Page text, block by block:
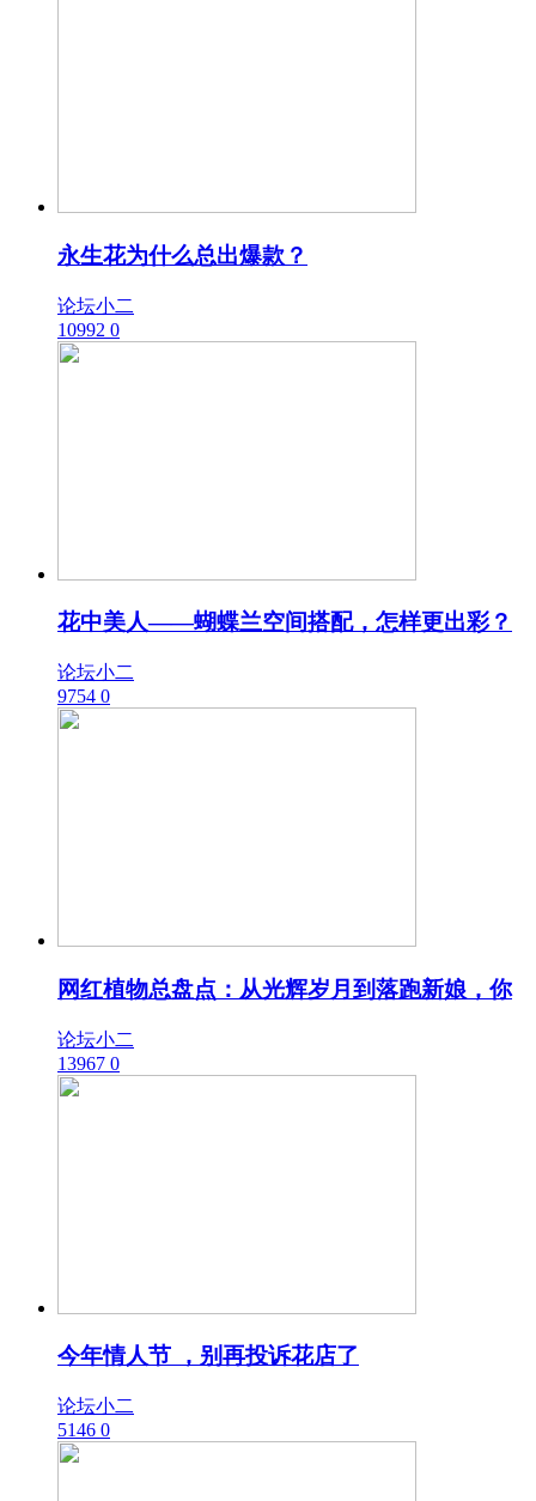
永生花为什么总出爆款？
论坛小二
10992 0
花中美人——蝴蝶兰空间搭配，怎样更出彩？
论坛小二
9754 0
网红植物总盘点：从光辉岁月到落跑新娘，你
论坛小二
13967 0
今年情人节 ，别再投诉花店了
论坛小二
5146 0